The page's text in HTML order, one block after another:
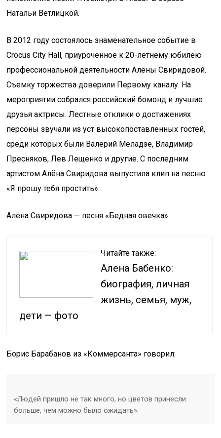
Натальи Ветлицкой.
В 2012 году состоялось знаменательное событие в
Crocus City Hall, приуроченное к 20-летнему юбилею
профессиональной деятельности Алёны Свиридовой.
Съемку торжества доверили Первому каналу. На
мероприятии собрался российский бомонд и лучшие
друзья актрисы. Лестные отклики о достижениях
персоны звучали из уст высокопоставленных гостей,
среди которых были Валерий Меладзе, Владимир
Пресняков, Лев Лещенко и другие. С последним
артистом Алёна Свиридова выпустила клип на песню
«Я прошу тебя простить».
Алёна Свиридова — песня «Бедная овечка»
Читайте также:
Алена Бабенко:
биография, личная
жизнь, семья, муж,
дети — фото
Борис Барабанов из «Коммерсанта» говорил:
«Людей пришло не так много, но цветов принесли
больше, чем можно было ожидать».